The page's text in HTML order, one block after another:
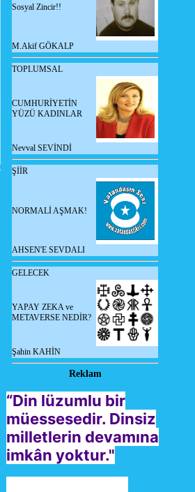
Sosyal Zincir!!
M.Akif GÖKALP
TOPLUMSAL
CUMHURİYETİN
YÜZÜ KADINLAR
Nevval SEVİNDİ
ŞİİR
NORMALİ AŞMAK!
AHSEN'E SEVDALI
GELECEK
YAPAY ZEKA ve
METAVERSE NEDİR?
Şahin KAHİN
Reklam
“Din lüzumlu bir
müessesedir. Dinsiz
milletlerin devamına
imkân yoktur."